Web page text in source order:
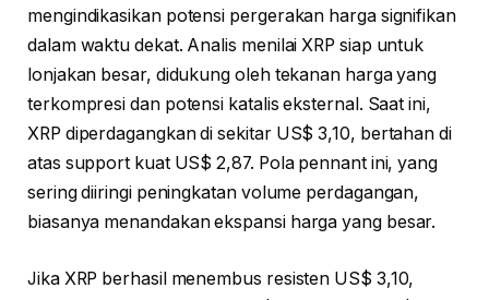
mengindikasikan potensi pergerakan harga signifikan
dalam waktu dekat. Analis menilai XRP siap untuk
lonjakan besar, didukung oleh tekanan harga yang
terkompresi dan potensi katalis eksternal. Saat ini,
XRP diperdagangkan di sekitar US$ 3,10, bertahan di
atas support kuat US$ 2,87. Pola pennant ini, yang
sering diiringi peningkatan volume perdagangan,
biasanya menandakan ekspansi harga yang besar.
Jika XRP berhasil menembus resisten US$ 3,10,